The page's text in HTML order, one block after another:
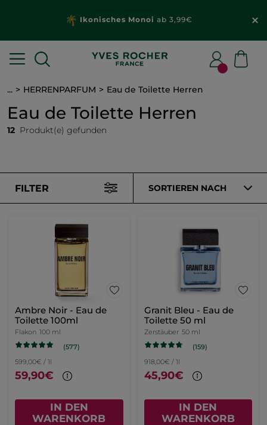
Ikonisches Monoi ab 3,99€
... HERRENPARFUM Eau de Toilette Herren
Eau de Toilette Herren
12 Produkt(e) gefunden
FILTER SORTIEREN NACH
Ambre Noir - Eau de
Toilette 100ml
Flakon 100 ml
(577)
599,00€ / 1l
59,90€
IN DEN
WARENKORB
Granit Bleu - Eau de
Toilette 50 ml
Zerstäuber 50 ml
(159)
918,00€ / 1l
45,90€
IN DEN
WARENKORB